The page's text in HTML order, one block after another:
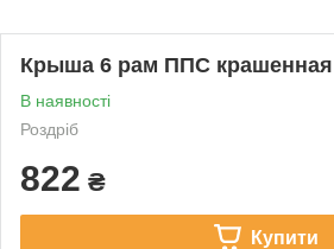
Крыша 6 рам ППС
В наявності
Роздріб
822 ₴
Купити